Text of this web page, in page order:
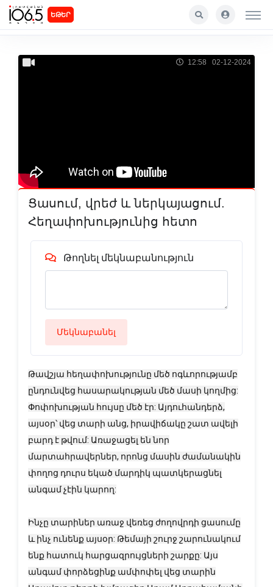
ԵԹԵՐ
12:58 02-12-2024
Ցասում, վրեժ և ներկայացում.
Հեղափոխությունից հետո
Թողնել մեկնաբանություն
Մեկնաբանել
Թավշյա հեղափոխությունը մեծ ոգևորությամբ
ընդունվեց հասարակության մեծ մասի կողմից:
Փոփոխության հույսը մեծ էր: Այդուհանդերձ,
այսօր՝ վեց տարի անց, իրավիճակը շատ ավելի
բարդ է թվում: Առաջացել են նոր
մարտահրավերներ, որոնց մասին ժամանակին
փողոց դուրս եկած մարդիկ պատկերացնել
անգամ չէին կարող:
Ինչը տարիներ առաջ վեռեց ժողովրդի ցասումը
և ինչ ունենք այսօր: Թեմայի շուրջ շարունակում
ենք հատուկ հարցազրույցների շարքը: Այս
անգամ փորձեցինք ամփոփել վեց տարին